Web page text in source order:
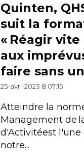
Quinten,
suit la
« Réagir
aux
faire sans
25-avr.-2023 8:07:15
Atteindre la
Management de
d'Activitéest
notre...